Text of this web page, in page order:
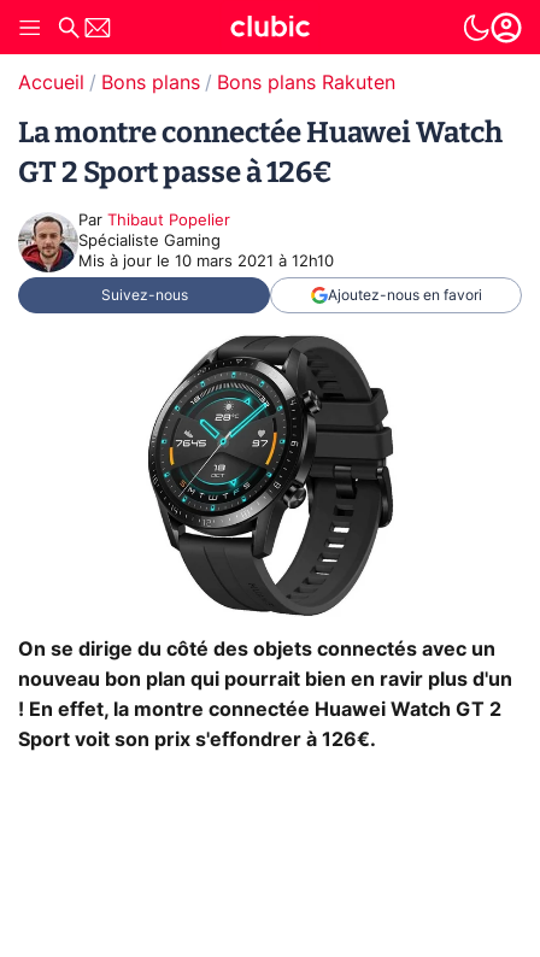
Accueil Bons plans Bons plans Rakuten
La montre connectée Huawei Watch
GT 2 Sport passe à 126€
Par Thibaut Popelier
Spécialiste Gaming
Mis à jour le 10 mars 2021 à 12h10
Suivez-nous Ajoutez-nous en favori
On se dirige du côté des objets connectés avec un
nouveau bon plan qui pourrait bien en ravir plus d'un
! En effet, la montre connectée Huawei Watch GT 2
Sport voit son prix s'effondrer à 126€.